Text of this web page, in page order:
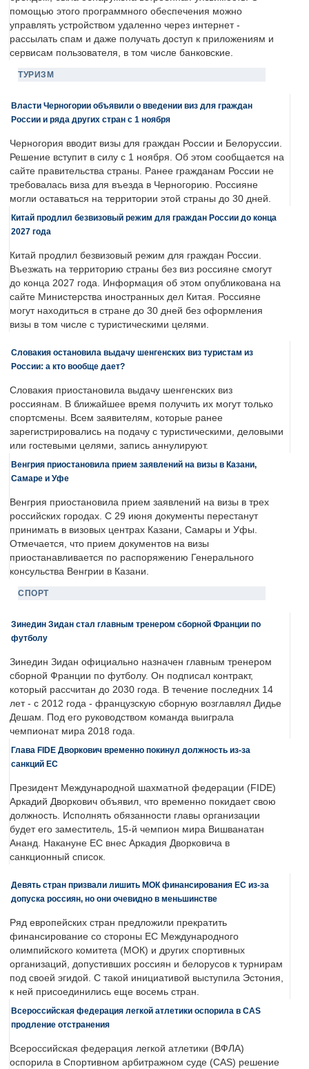
помощью этого программного обеспечения можно
управлять устройством удаленно через интернет -
рассылать спам и даже получать доступ к приложениям и
сервисам пользователя, в том числе банковские.
ТУРИЗМ
Власти Черногории объявили о введении виз для граждан
России и ряда других стран с 1 ноября
Черногория вводит визы для граждан России и Белоруссии.
Решение вступит в силу с 1 ноября. Об этом сообщается на
сайте правительства страны. Ранее гражданам России не
требовалась виза для въезда в Черногорию. Россияне
могли оставаться на территории этой страны до 30 дней.
Китай продлил безвизовый режим для граждан России до конца
2027 года
Китай продлил безвизовый режим для граждан России.
Въезжать на территорию страны без виз россияне смогут
до конца 2027 года. Информация об этом опубликована на
сайте Министерства иностранных дел Китая. Россияне
могут находиться в стране до 30 дней без оформления
визы в том числе с туристическими целями.
Словакия остановила выдачу шенгенских виз туристам из
России: а кто вообще дает?
Словакия приостановила выдачу шенгенских виз
россиянам. В ближайшее время получить их могут только
спортсмены. Всем заявителям, которые ранее
зарегистрировались на подачу с туристическими, деловыми
или гостевыми целями, запись аннулируют.
Венгрия приостановила прием заявлений на визы в Казани,
Самаре и Уфе
Венгрия приостановила прием заявлений на визы в трех
российских городах. С 29 июня документы перестанут
принимать в визовых центрах Казани, Самары и Уфы.
Отмечается, что прием документов на визы
приостанавливается по распоряжению Генерального
консульства Венгрии в Казани.
СПОРТ
Зинедин Зидан стал главным тренером сборной Франции по
футболу
Зинедин Зидан официально назначен главным тренером
сборной Франции по футболу. Он подписал контракт,
который рассчитан до 2030 года. В течение последних 14
лет - с 2012 года - французскую сборную возглавлял Дидье
Дешам. Под его руководством команда выиграла
чемпионат мира 2018 года.
Глава FIDE Дворкович временно покинул должность из-за
санкций ЕС
Президент Международной шахматной федерации (FIDE)
Аркадий Дворкович объявил, что временно покидает свою
должность. Исполнять обязанности главы организации
будет его заместитель, 15-й чемпион мира Вишванатан
Ананд. Накануне ЕС внес Аркадия Дворковича в
санкционный список.
Девять стран призвали лишить МОК финансирования ЕС из-за
допуска россиян, но они очевидно в меньшинстве
Ряд европейских стран предложили прекратить
финансирование со стороны ЕС Международного
олимпийского комитета (МОК) и других спортивных
организаций, допустивших россиян и белорусов к турнирам
под своей эгидой. С такой инициативой выступила Эстония,
к ней присоединились еще восемь стран.
Всероссийская федерация легкой атлетики оспорила в CAS
продление отстранения
Всероссийская федерация легкой атлетики (ВФЛА)
оспорила в Спортивном арбитражном суде (CAS) решение